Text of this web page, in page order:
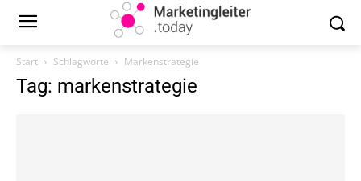
Start Schlagworte Markenstrategie
Tag: markenstrategie